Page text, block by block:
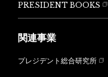
PRESIDENT BOOKS
関連事業
プレジデント総合研究所